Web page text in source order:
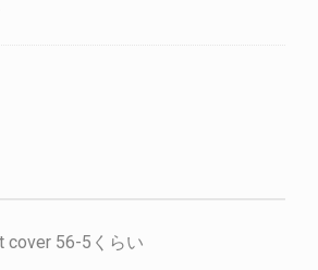
cover 56-5くらい